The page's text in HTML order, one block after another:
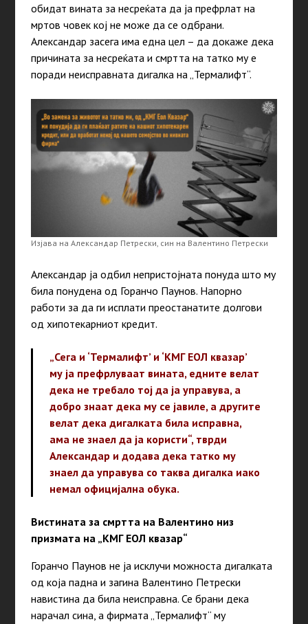
обидат вината за несреќата да ја префрлат на
мртов човек кој не може да се одбрани.
Александар засега има една цел – да докаже дека
причината за несреќата и смртта на татко му е
поради неисправната дигалка на „Термалифт“.
Изјава на Александар Петрески, син на Валентино Петрески
Александар ја одбил непристојната понуда што му
била понудена од Горанчо Паунов. Напорно
работи за да ги исплати преостанатите долгови
од хипотекарниот кредит.
„Сега и ‘Термалифт’ и ‘КМГ ЕОЛ квазар’
му ја префрлуваат вината, едните велат
дека не требало тој да ја управува, а
добро знаат дека му се јавиле, а другите
велат дека дигалката била исправна,
ама не знаел да ја користи“, тврди
Александар и додава дека татко му
знаел да управува со таква дигалка иако
немал официјална обука.
Вистината за смртта на Валентино низ
призмата на „КМГ ЕОЛ квазар“
Горанчо Паунов не ја исклучи можноста дигалката
од која падна и загина Валентино Петрески
навистина да била неисправна. Се брани дека
нарачал сина, а фирмата „Термалифт“ му